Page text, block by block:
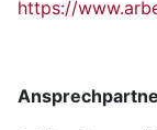
https://